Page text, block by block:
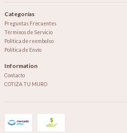
Categorías
Preguntas Frecuentes
Términos de Servicio
Política de reembolso
Política de Envío
Information
Contacto
COTIZA TU MURO